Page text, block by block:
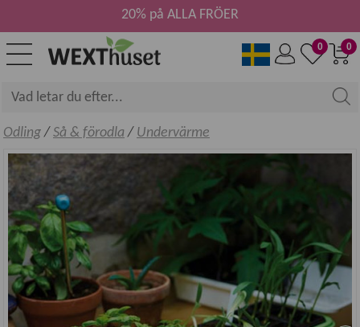
0
0
20% på ALLA FRÖER
Odling/ Så & förodla / Undervärme